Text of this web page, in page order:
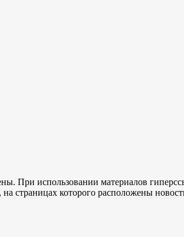
При использовании материалов
страницах которого расположены